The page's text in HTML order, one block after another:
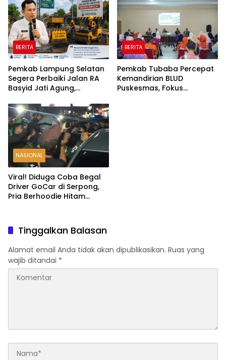
BERITA
Pemkab Lampung Selatan
Segera Perbaiki Jalan RA
Basyid Jati Agung,
Disiapkan
BERITA
Pemkab Tubaba Percepat
Kemandirian BLUD
Puskesmas, Fokus
NASIONAL
Viral! Diduga Coba Begal
Driver GoCar di Serpong,
Pria Berhoodie Hitam
Tinggalkan Balasan
Alamat email Anda tidak akan dipublikasikan. Ruas yang
wajib ditandai *